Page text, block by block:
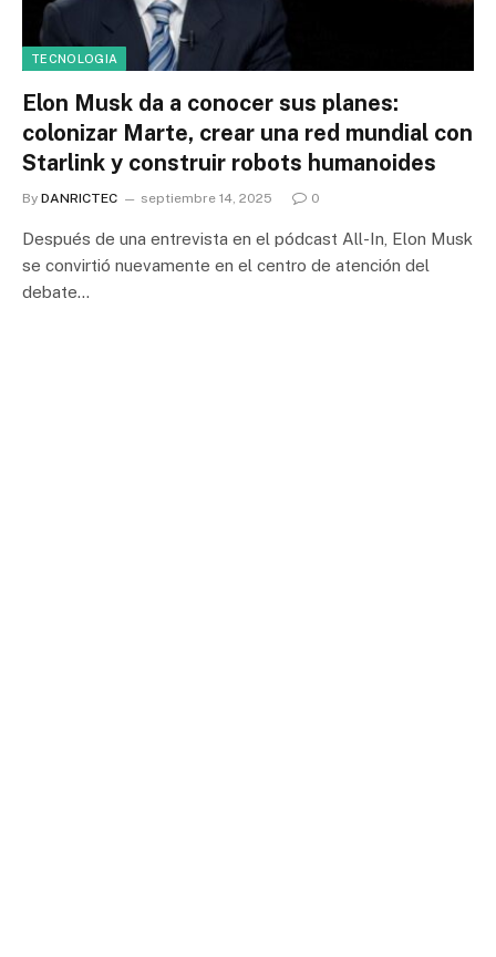
TECNOLOGIA
Elon Musk da a conocer sus planes:
colonizar Marte, crear una red mundial con
Starlink y construir robots humanoides
By DANRICTEC septiembre 14, 2025 0
Después de una entrevista en el pódcast All-In, Elon Musk
se convirtió nuevamente en el centro de atención del
debate…